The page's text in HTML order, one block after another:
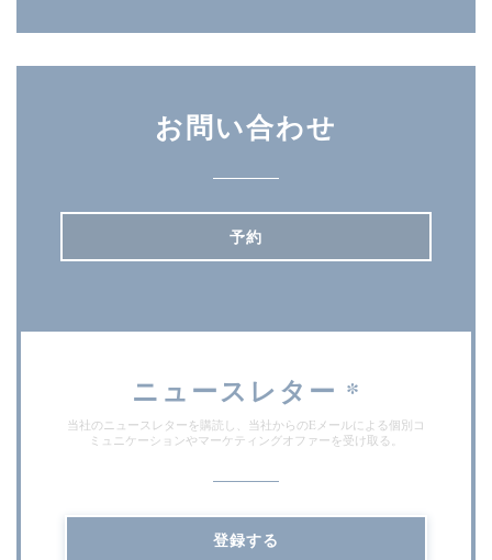
お問い合わせ
予約
ニュースレター *
当社のニュースレターを購読し、当社からのEメールによる個別コ
ミュニケーションやマーケティングオファーを受け取る。
登録する